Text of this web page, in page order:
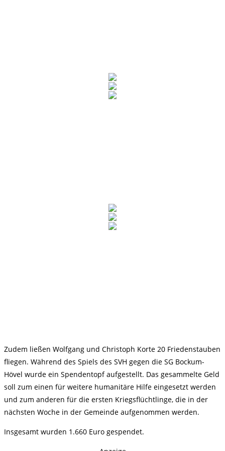
Zudem ließen Wolfgang und Christoph Korte 20 Friedenstauben
fliegen. Während des Spiels des SVH gegen die SG Bockum-
Hövel wurde ein Spendentopf aufgestellt. Das gesammelte Geld
soll zum einen für weitere humanitäre Hilfe eingesetzt werden
und zum anderen für die ersten Kriegsflüchtlinge, die in der
nächsten Woche in der Gemeinde aufgenommen werden.
Insgesamt wurden 1.660 Euro gespendet.